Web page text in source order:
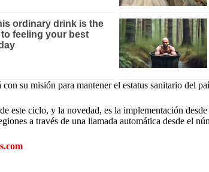
su misión para mantener el estatus sanitario del
este ciclo, y la novedad, es la implementación
a través de una llamada automática desde el